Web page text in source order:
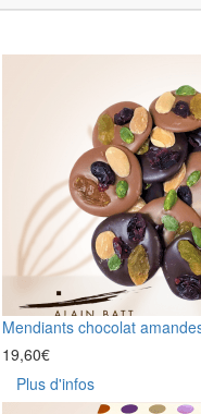
Mendiants chocolat
19,60€
Plus d'infos